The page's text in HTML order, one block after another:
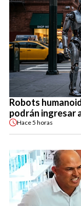
Robots
podrán ingresar
Hace5 horas